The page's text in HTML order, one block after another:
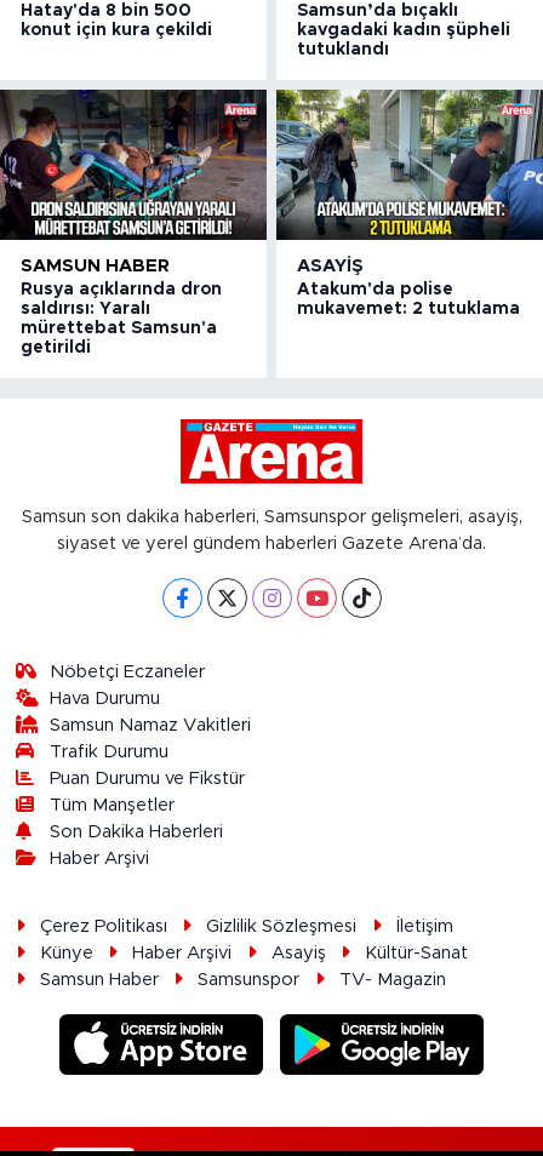
Hatay'da 8 bin 500
konut için kura çekildi
Samsun’da bıçaklı
kavgadaki kadın şüpheli
tutuklandı
SAMSUN HABER
Rusya açıklarında dron
saldırısı: Yaralı
mürettebat Samsun'a
getirildi
ASAYIŞ
Atakum'da polise
mukavemet: 2 tutuklama
Samsun son dakika haberleri, Samsunspor gelişmeleri, asayiş,
siyaset ve yerel gündem haberleri Gazete Arena’da.
Nöbetçi Eczaneler
Hava Durumu
Samsun Namaz Vakitleri
Trafik Durumu
Puan Durumu ve Fikstür
Tüm Manşetler
Son Dakika Haberleri
Haber Arşivi
Çerez Politikası Gizlilik Sözleşmesi
İletişim
Künye
Haber Arşivi Asayiş
Kültür-Sanat
Samsun Haber
Samsunspor TV- Magazin